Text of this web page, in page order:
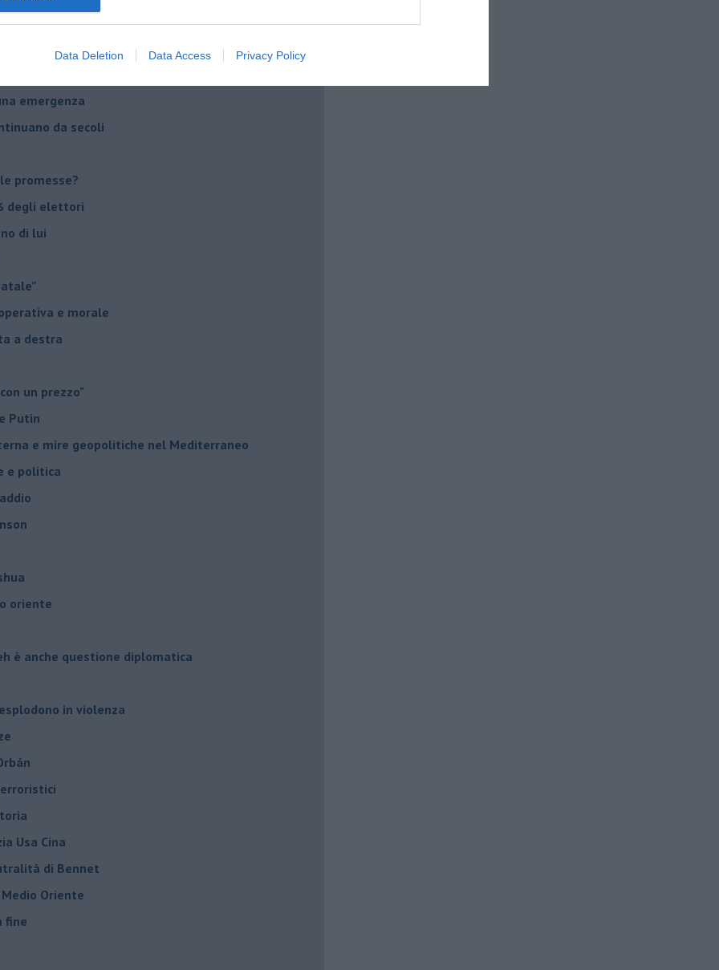
Data Deletion Data Access Privacy Policy
emergenza
da secoli
promesse?
degli elettori
di lui
e morale
a destra
un prezzo"
Putin
e mire geopolitiche nel Mediterraneo
e politica
oriente
è anche questione diplomatica
in violenza
Usa Cina
di Bennet
Oriente
fine